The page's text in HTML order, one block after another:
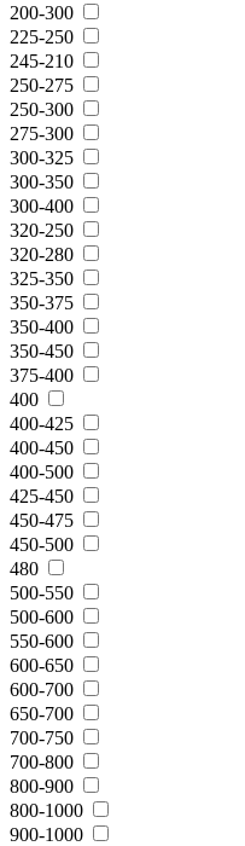
200-300
225-250
245-210
250-275
250-300
275-300
300-325
300-350
300-400
320-250
320-280
325-350
350-375
350-400
350-450
375-400
400
400-425
400-450
400-500
425-450
450-475
450-500
480
500-550
500-600
550-600
600-650
600-700
650-700
700-750
700-800
800-900
800-1000
900-1000